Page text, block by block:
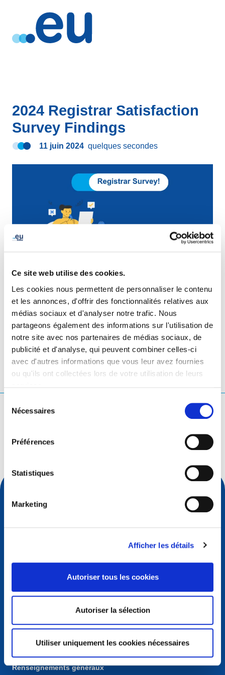
Ce site web utilise des cookies.
Les cookies nous permettent de personnaliser le contenu
et les annonces, d'offrir des fonctionnalités relatives aux
médias sociaux et d'analyser notre trafic. Nous
partageons également des informations sur l'utilisation de
notre site avec nos partenaires de médias sociaux, de
publicité et d'analyse, qui peuvent combiner celles-ci
avec d'autres informations que vous leur avez fournies
ou qu'ils ont collectées lors de votre utilisation de leurs
Nécessaires
Préférences
Statistiques
Marketing
Afficher les détails
Autoriser tous les cookies
Autoriser la sélection
Utiliser uniquement les cookies nécessaires
2024 Registrar Satisfaction
Survey Findings
11 juin 2024 quelques secondes
partager via LinkedInTwitterFacebook
Que cherchez-vous ?
Contact
Telecomlaan 9/7
Diegem
, Belgium
RPR Brussel – VAT BE 0864.240.405
Renseignements généraux